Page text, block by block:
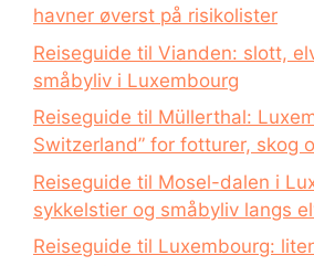
havner øverst på risikolister
Reiseguide til Vianden: slott,
småbyliv i Luxembourg
Reiseguide til Müllerthal:
Switzerland” for fotturer, skog
Reiseguide til Mosel-dalen i
sykkelstier og småbyliv langs
Reiseguide til Luxembourg: